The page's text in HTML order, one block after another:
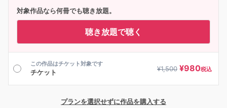
対象作品なら何冊でも聴き放題。
聴き放題で聴く
この作品はチケット対象です
チケット ¥1,500 ¥980税込
プランを選択せずに作品を購入する